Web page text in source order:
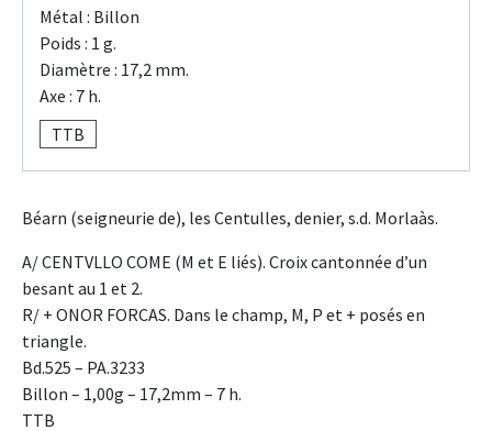
Métal : Billon
Poids : 1 g.
Diamètre : 17,2 mm.
Axe : 7 h.
TTB
Béarn (seigneurie de), les Centulles, denier, s.d. Morlaàs.
A/ CENTVLLO COME (M et E liés). Croix cantonnée d’un
besant au 1 et 2.
R/ + ONOR FORCAS. Dans le champ, M, P et + posés en
triangle.
Bd.525 – PA.3233
Billon – 1,00g – 17,2mm – 7 h.
TTB